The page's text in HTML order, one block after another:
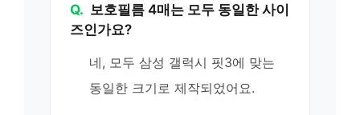
Q. 보호필름 4매는 모두 동일한 사이
즈인가요?
네, 모두 삼성 갤럭시 핏3에 맞는
동일한 크기로 제작되었어요.